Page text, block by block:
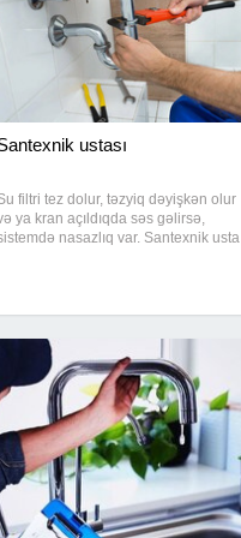
ustası
filtri tez dolur, təzyiq dəyişkən olur
ya kran açıldıqda səs gəlirsə,
nasazlıq var. Santexnik usta